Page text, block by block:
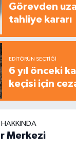
Görevden
tahliye kararı
EDITÖRÜN SEÇTIĞI
6 yıl önceki
keçisi için
HAKKINDA
Merkezi